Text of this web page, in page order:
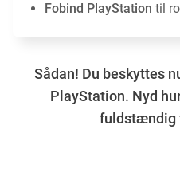
Fobind PlayStation til
Sådan! Du beskyttes
PlayStation. Nyd
fuldstændig